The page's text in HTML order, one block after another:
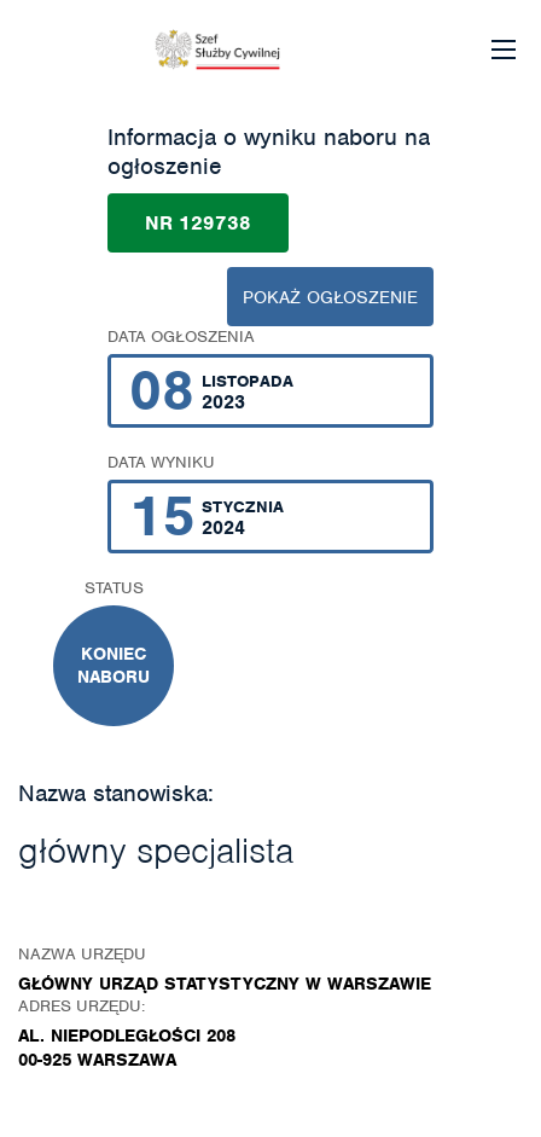
Informacja o wyniku naboru na
ogłoszenie
NR 129738
POKAŻ OGŁOSZENIE
DATA OGŁOSZENIA
08 LISTOPADA
2023
DATA WYNIKU
15 STYCZNIA
2024
STATUS
KONIEC
NABORU
Nazwa stanowiska:
główny specjalista
NAZWA URZĘDU
GŁÓWNY URZĄD STATYSTYCZNY W WARSZAWIE
ADRES URZĘDU:
AL. NIEPODLEGŁOŚCI 208
00-925 WARSZAWA